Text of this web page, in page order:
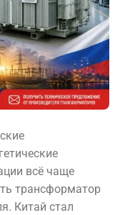
всё чаще
трансформатор
Китай стал